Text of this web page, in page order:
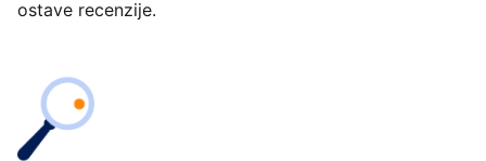
ostave recenzije.